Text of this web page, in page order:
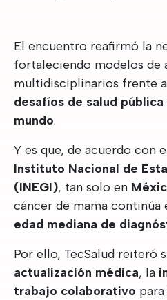
El encuentro reafirmó la
fortaleciendo modelos de
multidisciplinarios frente
desafíos de salud pública
mundo.
Y es que, de acuerdo con
Instituto Nacional de
(INEGI), tan solo en
cáncer de mama continúa
edad mediana de
Por ello, TecSalud reiteró
actualización médica, la
trabajo colaborativo